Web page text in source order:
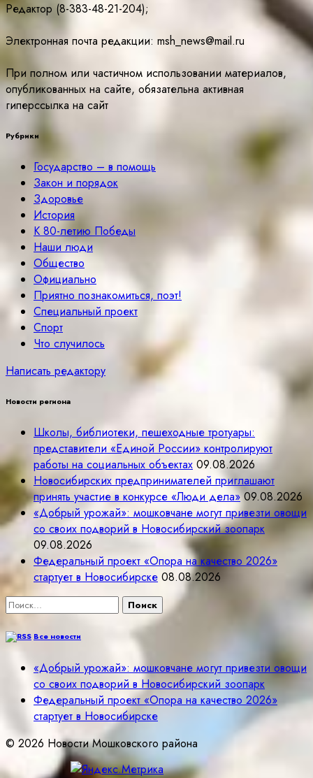
Редактор (8-383-48-21-204);
Электронная почта редакции: msh_news@mail.ru
При полном или частичном использовании материалов,
опубликованных на сайте, обязательна активная
гиперссылка на сайт
Рубрики
Государство – в помощь
Закон и порядок
Здоровье
История
К 80-летию Победы
Наши люди
Общество
Официально
Приятно познакомиться, поэт!
Специальный проект
Спорт
Что случилось
Написать редактору
Новости региона
Школы, библиотеки, пешеходные тротуары:
представители «Единой России» контролируют
работы на социальных объектах 09.08.2026
Новосибирских предпринимателей приглашают
принять участие в конкурсе «Люди дела» 09.08.2026
«Добрый урожай»: мошковчане могут привезти овощи
со своих подворий в Новосибирский зоопарк
09.08.2026
Федеральный проект «Опора на качество 2026»
стартует в Новосибирске 08.08.2026
Найти:
Все новости
«Добрый урожай»: мошковчане могут привезти овощи
со своих подворий в Новосибирский зоопарк
Федеральный проект «Опора на качество 2026»
стартует в Новосибирске
© 2026 Новости Мошковского района